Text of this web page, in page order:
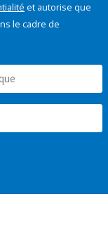
et autorise que
le cadre de